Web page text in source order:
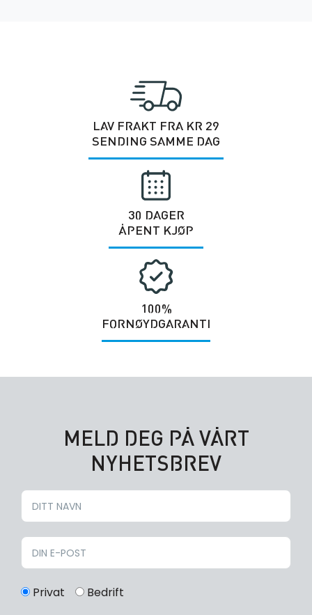
LAV FRAKT FRA KR 29
SENDING SAMME DAG
30 DAGER
ÅPENT KJØP
100%
FORNØYDGARANTI
MELD DEG PÅ VÅRT
NYHETSBREV
Privat Bedrift